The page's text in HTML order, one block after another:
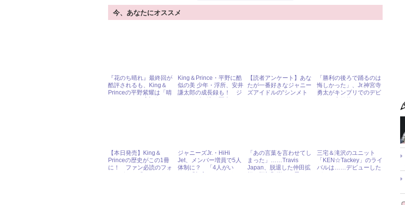
今、あなたにオススメ
『花のち晴れ』最終回が
酷評されるも、King＆
Princeの平野紫耀は「晴
King＆Prince・平野に酷
似の美 少年・浮所、安井
謙太郎の成長録も！ ジ
【読者アンケート】あな
たが一番好きなジャニー
ズアイドルの“シンメト
「勝利の後ろで踊るのは
悔しかった」、Jr.神宮寺
勇太がキンプリでのデビ
【本日発売】King＆
Princeの歴史がこの1冊
に！ ファン必読のフォ
ジャニーズJr.・HiHi
Jet、メンバー増員で5人
体制に？ 「4人がい
「あの言葉を言わせてし
まった」……Travis
Japan、脱退した仲田拡
三宅＆滝沢のユニット
「KEN☆Tackey」のライ
バルは……デビューした